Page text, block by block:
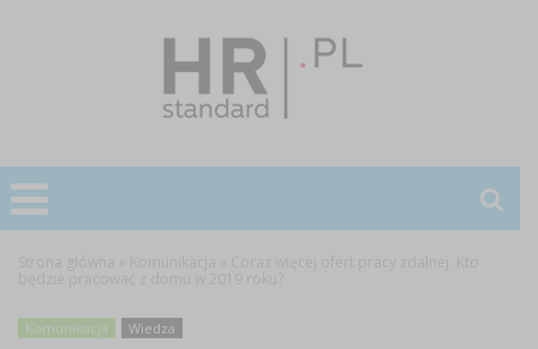
Komunikacja Wiedza